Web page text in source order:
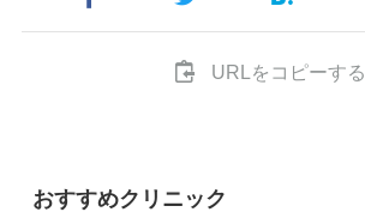
URLをコピーする
おすすめクリニック